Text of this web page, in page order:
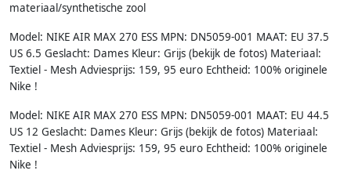
materiaal/synthetische zool
Model: NIKE AIR MAX 270 ESS MPN: DN5059-001 MAAT: EU 37.5
US 6.5 Geslacht: Dames Kleur: Grijs (bekijk de fotos) Materiaal:
Textiel - Mesh Adviesprijs: 159, 95 euro Echtheid: 100% originele
Nike !
Model: NIKE AIR MAX 270 ESS MPN: DN5059-001 MAAT: EU 44.5
US 12 Geslacht: Dames Kleur: Grijs (bekijk de fotos) Materiaal:
Textiel - Mesh Adviesprijs: 159, 95 euro Echtheid: 100% originele
Nike !